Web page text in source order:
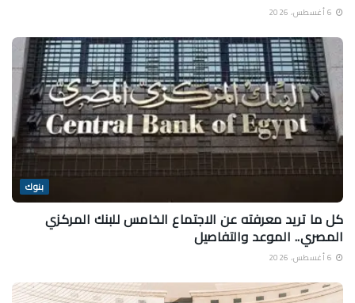
بنوك
كل ما تريد معرفته عن الاجتماع الخامس للبنك المركزي
المصري.. الموعد والتفاصيل